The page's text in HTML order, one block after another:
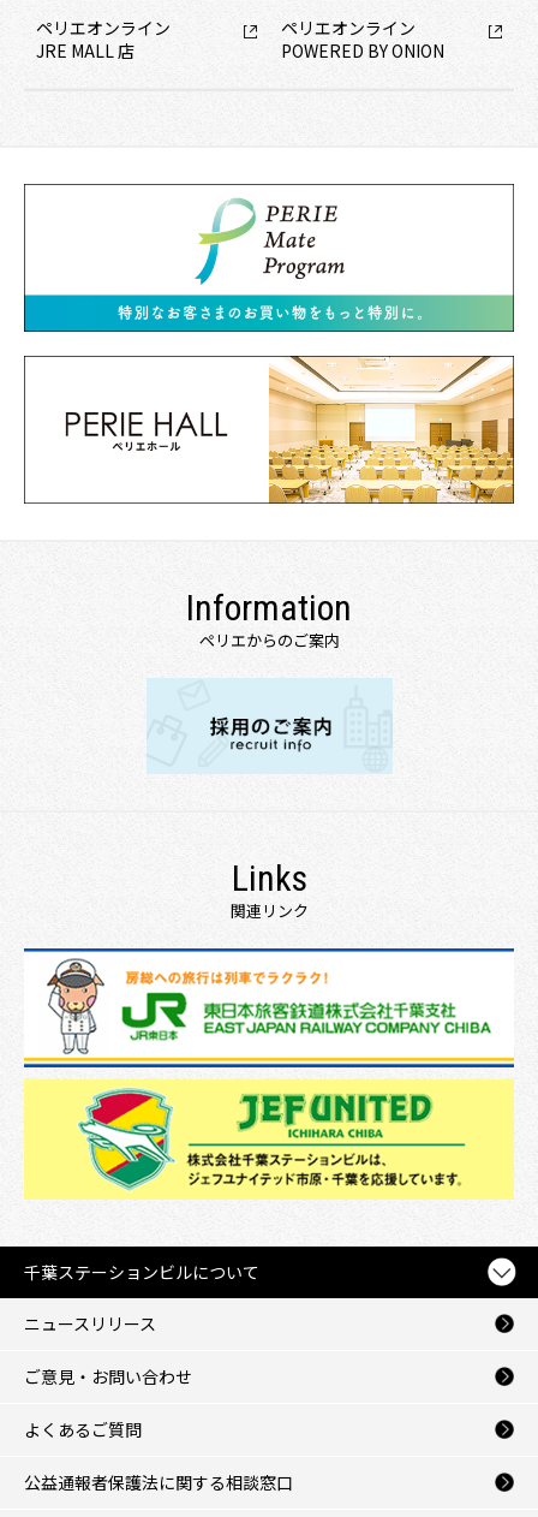
【 千葉ゆかりの食と 日本のにぎわい文化 ・芸能 を楽しむ２日間】
参加されるみなさんが主役！ 五感で楽しむ 体験型イベント 『 ペリ
ペリエオンライン
JRE MALL 店​​
ペリエオンライン
POWERED BY ONION​
Information
ペリエからのご案内
Links
関連リンク
千葉ステーションビルについて
ニュースリリース
ご意見・お問い合わせ
よくあるご質問
公益通報者保護法に関する相談窓口